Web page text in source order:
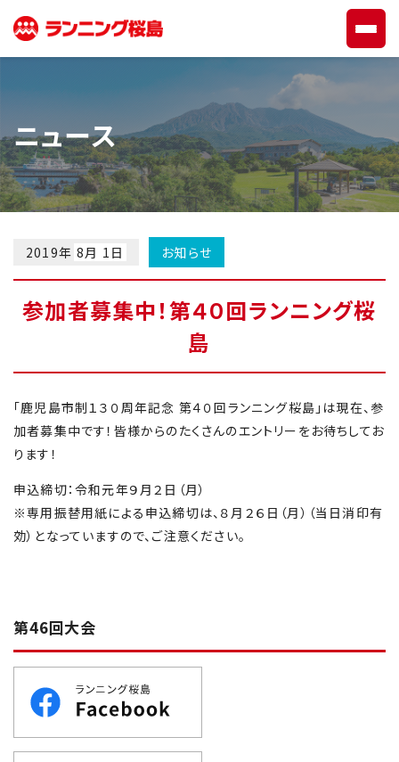
ニュース
2019年 8月 1日 お知らせ
参加者募集中！第４０回ランニング桜
島
「鹿児島市制１３０周年記念 第４０回ランニング桜島」は現在、参
加者募集中です！皆様からのたくさんのエントリーをお待ちしてお
ります！
申込締切：令和元年９月２日（月）
※専用振替用紙による申込締切は、８月２６日（月）（当日消印有
効）となっていますので、ご注意ください。
第46回大会